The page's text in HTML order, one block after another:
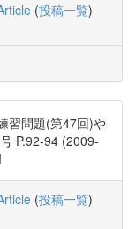
(投稿一覧)
習問題(第47回)や
P.92-94 (2009-
(投稿一覧)